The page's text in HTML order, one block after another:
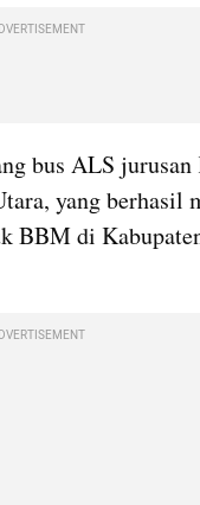
bus ALS jurusan
yang berhasil
BBM di